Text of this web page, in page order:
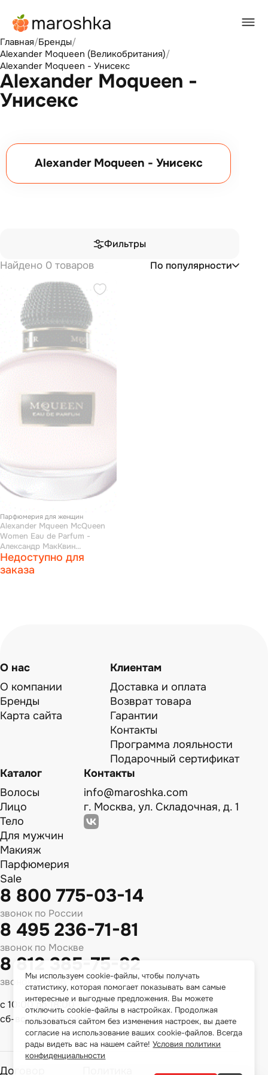
Главная/Бренды/
Alexander Moqueen (Великобритания)/
Alexander Moqueen - Унисекс
Alexander Moqueen -
Унисекс
Alexander Moqueen - Унисекс
Фильтры
Найдено 0 товаров
По популярности
Парфюмерия для женщин
Alexander Mqueen McQueen
Women Eau de Parfum -
Александр МакКвин
парфюмированая вода 5 мл
Недоступно для
заказа
О нас
О компании
Бренды
Карта сайта
Клиентам
Доставка и оплата
Возврат товара
Гарантии
Контакты
Программа лояльности
Подарочный сертификат
Каталог
Волосы
Лицо
Тело
Для мужчин
Макияж
Парфюмерия
Sale
Контакты
info@maroshka.com
г. Москва, ул. Складочная, д. 1
8 800 775-03-14
звонок по России
8 495 236-71-81
звонок по Москве
8 812 385-75-82
звонок по Спб
с 10:00 до 18:00
сб-вс - выходной
Договор
Мы используем cookie-файлы, чтобы получать
статистику, которая помогает показывать вам самые
интересные и выгодные предложения. Вы можете
отключить cookie-файлы в настройках. Продолжая
пользоваться сайтом без изменения настроек, вы даете
согласие на использование ваших cookie-файлов. Всегда
рады видеть вас на нашем сайте!Условия политики
конфиденциальности